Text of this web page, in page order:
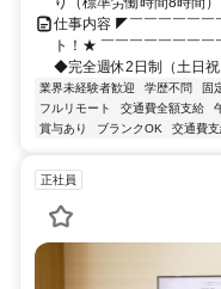
仕事内容 ◤￣￣￣￣￣
ト！★ ￣￣￣￣￣￣￣￣
◆完全週休2日制（土日
業界未経験者歓迎 学歴不問 固
フルリモート
交通費全額支給
賞与あり
ブランクOK 交通費
正社員